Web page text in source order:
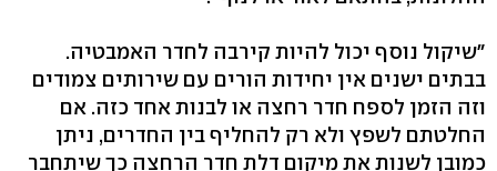
"שיקול נוסף יכול להיות קירבה לחדר האמבטיה.
בבתים ישנים אין יחידות הורים עם שירותים צמודים
וזה הזמן לספח חדר רחצה או לבנות אחד כזה. אם
החלטתם לשפץ ולא רק להחליף בין החדרים, ניתן
כמובן לשנות את מיקום דלת חדר הרחצה כך שיתחבר